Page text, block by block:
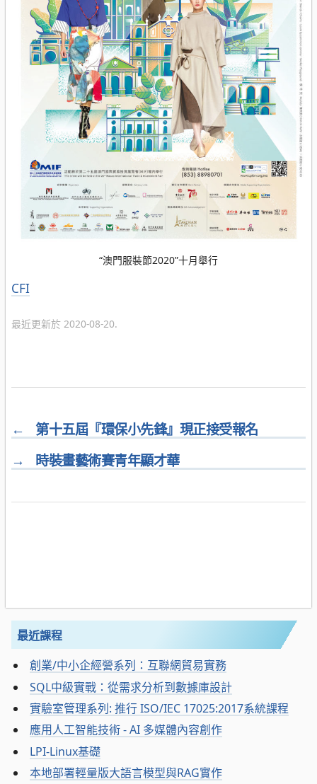
“澳門服裝節2020”十月舉行
分
CFI
最近更新於 2020-08-20.
←
第十五屆『環保小先鋒』現正接受報名
→
時裝畫藝術賽青年顯才華
最近課程
創業/中小企經營系列：互聯網貿易實務
SQL中級實戰：從需求分析到數據庫設計
實驗室管理系列: 推行 ISO/IEC 17025:2017系統課程
應用人工智能技術 - AI 多媒體內容創作
LPI-Linux基礎
本地部署輕量版大語言模型與RAG實作